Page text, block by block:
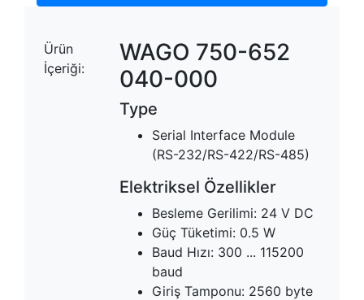
Ürün
İçeriği:
WAGO 750-652
040-000
Type
Serial Interface Module
(RS-232/RS-422/RS-485)
Elektriksel Özellikler
Besleme Gerilimi: 24 V DC
Güç Tüketimi: 0.5 W
Baud Hızı: 300 ... 115200
baud
Giriş Tamponu: 2560 byte